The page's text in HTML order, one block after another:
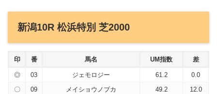
新潟10R 松浜特別 芝2000
印 番 馬名 UM指数 差
◎ 03 ジェモロジー 61.2
0.0
〇
09 メイショウノブカ 49.2
12.0